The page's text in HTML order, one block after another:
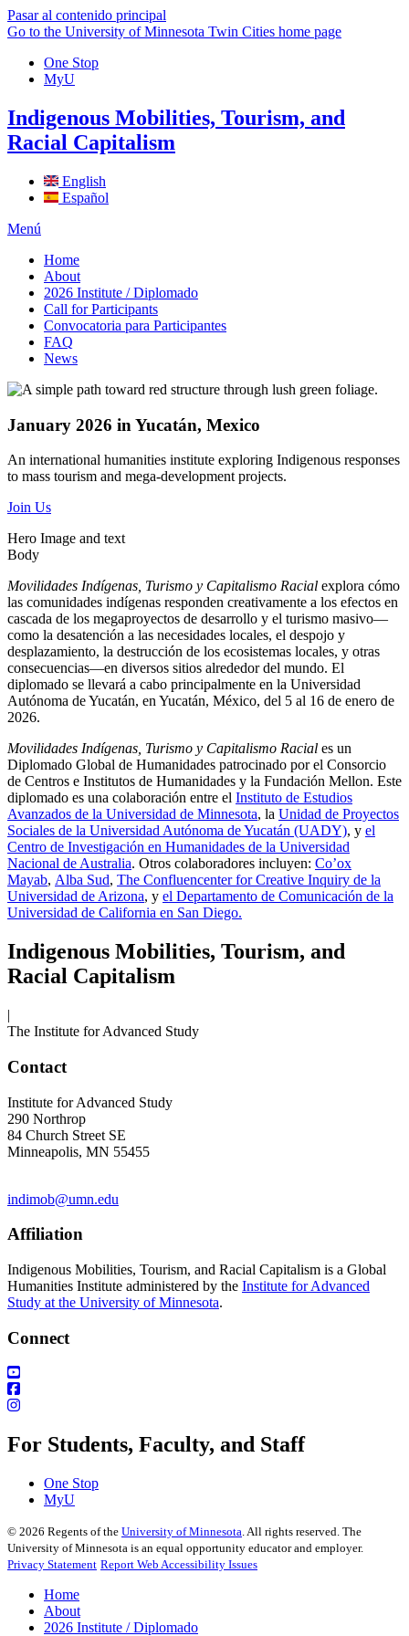
Pasar al contenido principal
Go to the University of Minnesota Twin Cities home page
One Stop
MyU
Indigenous Mobilities, Tourism, and
Racial Capitalism
English
Español
Menú
Home
About
2026 Institute / Diplomado
Call for Participants
Convocatoria para Participantes
FAQ
News
January 2026 in Yucatán, Mexico
An international humanities institute exploring Indigenous responses
to mass tourism and mega-development projects.
Join Us
Hero Image and text
Body
Movilidades Indígenas, Turismo y Capitalismo Racial explora cómo
las comunidades indígenas responden creativamente a los efectos en
cascada de los megaproyectos de desarrollo y el turismo masivo—
como la desatención a las necesidades locales, el despojo y
desplazamiento, la destrucción de los ecosistemas locales, y otras
consecuencias—en diversos sitios alrededor del mundo. El
diplomado se llevará a cabo principalmente en la Universidad
Autónoma de Yucatán, en Yucatán, México, del 5 al 16 de enero de
2026.
Movilidades Indígenas, Turismo y Capitalismo Racial es un
Diplomado Global de Humanidades patrocinado por el Consorcio
de Centros e Institutos de Humanidades y la Fundación Mellon. Este
diplomado es una colaboración entre el Instituto de Estudios
Avanzados de la Universidad de Minnesota, la Unidad de Proyectos
Sociales de la Universidad Autónoma de Yucatán (UADY), y el
Centro de Investigación en Humanidades de la Universidad
Nacional de Australia. Otros colaboradores incluyen: Co’ox
Mayab, Alba Sud, The Confluencenter for Creative Inquiry de la
Universidad de Arizona, y el Departamento de Comunicación de la
Universidad de California en San Diego.
Indigenous Mobilities, Tourism, and
Racial Capitalism
|
The Institute for Advanced Study
Contact
Institute for Advanced Study
290 Northrop
84 Church Street SE
Minneapolis, MN 55455
indimob@umn.edu
Affiliation
Indigenous Mobilities, Tourism, and Racial Capitalism is a Global
Humanities Institute administered by the Institute for Advanced
Study at the University of Minnesota.
Connect
For Students, Faculty, and Staff
One Stop
MyU
© 2026 Regents of the University of Minnesota. All rights reserved. The
University of Minnesota is an equal opportunity educator and employer.
Privacy Statement Report Web Accessibility Issues
Home
About
2026 Institute / Diplomado